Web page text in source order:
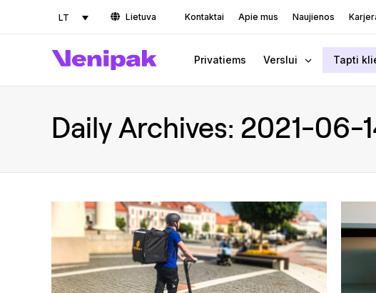
LT Lietuva Kontaktai Apie mus Naujienos
Privatiems Verslui Tapti
Daily Archives: 2021-06-